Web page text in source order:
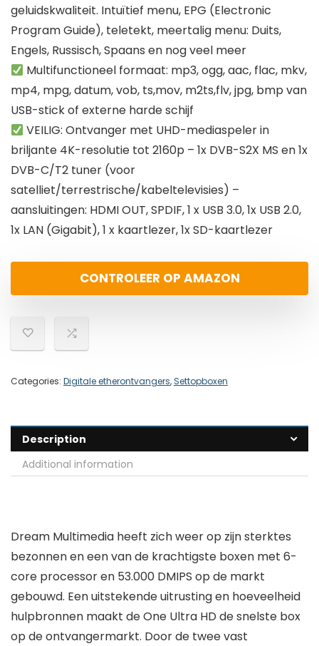
geluidskwaliteit. Intuïtief menu, EPG (Electronic
Program Guide), teletekt, meertalig menu: Duits,
Engels, Russisch, Spaans en nog veel meer
Multifunctioneel formaat: mp3, ogg, aac, flac, mkv,
mp4, mpg, datum, vob, ts,mov, m2ts,flv, jpg, bmp van
USB-stick of externe harde schijf
VEILIG: Ontvanger met UHD-mediaspeler in
briljante 4K-resolutie tot 2160p – 1x DVB-S2X MS en 1x
DVB-C/T2 tuner (voor
satelliet/terrestrische/kabeltelevisies) –
aansluitingen: HDMI OUT, SPDIF, 1 x USB 3.0, 1x USB 2.0,
1x LAN (Gigabit), 1 x kaartlezer, 1x SD-kaartlezer
CONTROLEER OP AMAZON
Categories: Digitale etherontvangers,Settopboxen
Description
Additional information
Dream Multimedia heeft zich weer op zijn sterktes
bezonnen en een van de krachtigste boxen met 6-
core processor en 53.000 DMIPS op de markt
gebouwd. Een uitstekende uitrusting en hoeveelheid
hulpbronnen maakt de One Ultra HD de snelste box
op de ontvangermarkt. Door de twee vast